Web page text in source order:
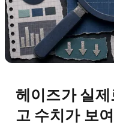
헤이즈가 실
고 수치가 보